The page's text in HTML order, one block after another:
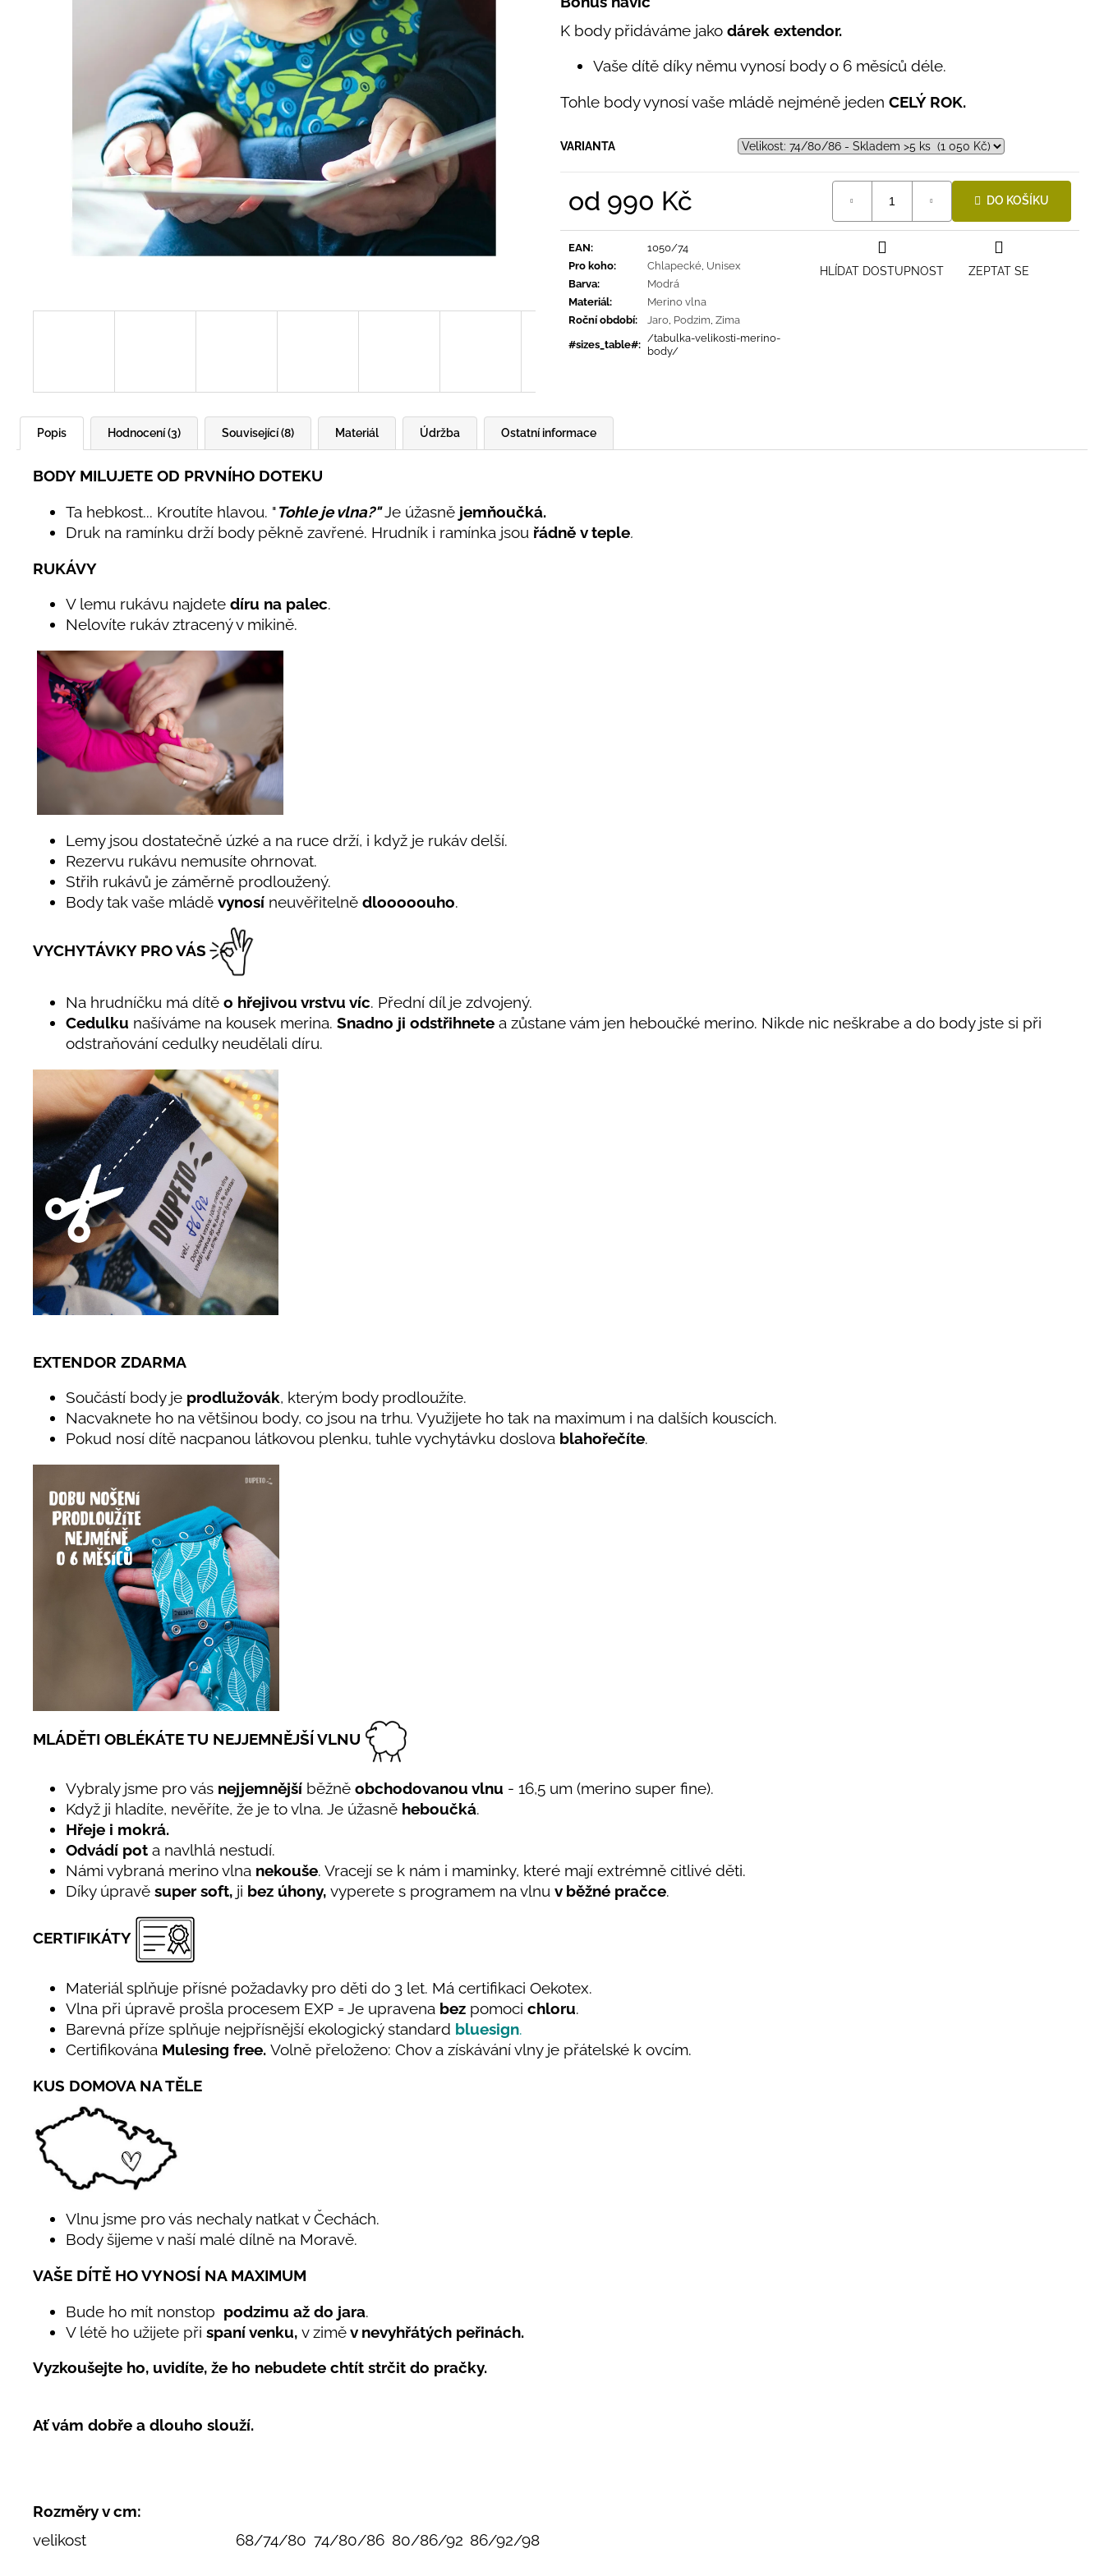
K body přidáváme jako dárek extendor.
Vaše dítě díky němu vynosí body o 6 měsíců déle.
Tohle body vynosí vaše mládě nejméně jeden CELÝ ROK.
VARIANTA
od 990 Kč DO KOŠÍKU
EAN:
1050/74
Pro koho: Chlapecké Unisex
Barva:
Modrá
Materiál:
Merino vlna
Roční období: Jaro Podzim Zima
#sizes_table#:
/tabulka-velikosti-merino-
body/
ZEPTAT SE
HLÍDAT DOSTUPNOST
Popis Hodnocení (3) Související (8) Ostatní informace
Materiál Údržba
BODY MILUJETE OD PRVNÍHO DOTEKU
Ta hebkost... Kroutíte hlavou. "Tohle je vlna?" Je úžasně jemňoučká.
Druk na ramínku drží body pěkně zavřené. Hrudník i ramínka jsou řádně v teple.
RUKÁVY
V lemu rukávu najdete díru na palec.
Nelovíte rukáv ztracený v mikině.
Lemy jsou dostatečně úzké a na ruce drží, i když je rukáv delší.
Rezervu rukávu nemusíte ohrnovat.
Střih rukávů je záměrně prodloužený.
Body tak vaše mládě vynosí neuvěřitelně dlooooouho.
VYCHYTÁVKY PRO VÁS
Na hrudníčku má dítě o hřejivou vrstvu víc. Přední díl je zdvojený.
Cedulku našíváme na kousek merina. Snadno ji odstřihnete a zůstane vám jen heboučké merino. Nikde nic neškrabe a do body jste si při
odstraňování cedulky neudělali díru.
EXTENDOR ZDARMA
Součástí body je prodlužovák, kterým body prodloužíte.
Nacvaknete ho na většinou body, co jsou na trhu. Využijete ho tak na maximum i na dalších kouscích.
Pokud nosí dítě nacpanou látkovou plenku, tuhle vychytávku doslova blahořečíte.
MLÁDĚTI OBLÉKÁTE TU NEJJEMNĚJŠÍ VLNU
Vybraly jsme pro vás nejjemnější běžně obchodovanou vlnu - 16,5 um (merino super fine).
Když ji hladíte, nevěříte, že je to vlna. Je úžasně heboučká.
Hřeje i mokrá.
Odvádí pot a navlhlá nestudí.
Námi vybraná merino vlna nekouše. Vracejí se k nám i maminky, které mají extrémně citlivé děti.
Díky úpravě super soft, ji bez úhony, vyperete s programem na vlnu v běžné pračce.
CERTIFIKÁTY
Materiál splňuje přísné požadavky pro děti do 3 let. Má certifikaci Oekotex.
Vlna při úpravě prošla procesem EXP = Je upravena bez pomoci chloru.
Barevná příze splňuje nejpřísnější ekologický standard bluesign.
Certifikována Mulesing free. Volně přeloženo: Chov a získávání vlny je přátelské k ovcím.
KUS DOMOVA NA TĚLE
Vlnu jsme pro vás nechaly natkat v Čechách.
Body šijeme v naší malé dílně na Moravě.
VAŠE DÍTĚ HO VYNOSÍ NA MAXIMUM
Bude ho mít nonstop podzimu až do jara.
V létě ho užijete při spaní venku, v ziměv nevyhřátých peřinách.
Vyzkoušejte ho, uvidíte, že ho nebudete chtít strčit do pračky.
Ať vám dobře a dlouho slouží.
Rozměry v cm:
velikost
68/74/80 74/80/86 80/86/92 86/92/98
395 Kč
435 Kč